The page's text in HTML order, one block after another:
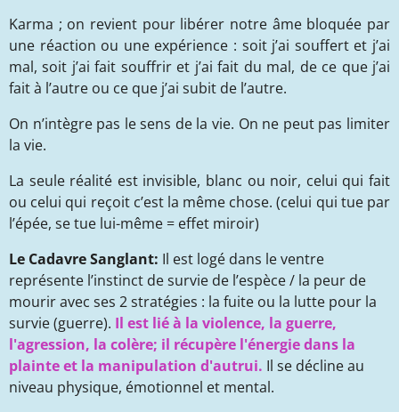
Karma ; on revient pour libérer notre âme bloquée par
une réaction ou une expérience : soit j’ai souffert et j’ai
mal, soit j’ai fait souffrir et j’ai fait du mal, de ce que j’ai
fait à l’autre ou ce que j’ai subit de l’autre.
On n’intègre pas le sens de la vie. On ne peut pas limiter
la vie.
La seule réalité est invisible, blanc ou noir, celui qui fait
ou celui qui reçoit c’est la même chose. (celui qui tue par
l’épée, se tue lui-même = effet miroir)
Le Cadavre Sanglant: Il est logé dans le ventre
représente l’instinct de survie de l’espèce / la peur de
mourir avec ses 2 stratégies : la fuite ou la lutte pour la
survie (guerre). Il est lié à la violence, la guerre,
l'agression, la colère; il récupère l'énergie dans la
plainte et la manipulation d'autrui. Il se décline au
niveau physique, émotionnel et mental.